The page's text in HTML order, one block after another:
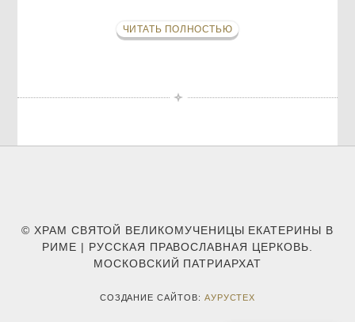
ЧИТАТЬ ПОЛНОСТЬЮ
© ХРАМ СВЯТОЙ ВЕЛИКОМУЧЕНИЦЫ ЕКАТЕРИНЫ В
РИМЕ | РУССКАЯ ПРАВОСЛАВНАЯ ЦЕРКОВЬ.
МОСКОВСКИЙ ПАТРИАРХАТ
СОЗДАНИЕ САЙТОВ: АУРУСТЕХ